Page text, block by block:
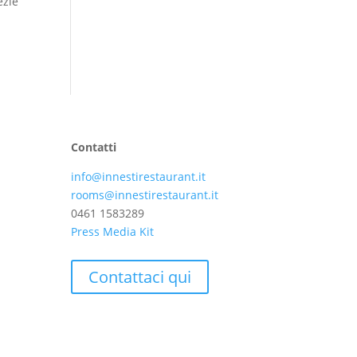
Contatti
info@innestirestaurant.it
rooms@innestirestaurant.it
0461 1583289
Press Media Kit
Contattaci qui